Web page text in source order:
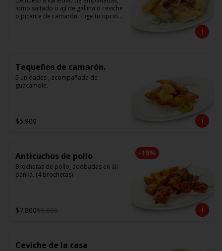
lomo saltado o ají de gallina o ceviche
o picante de camarón. Elige tu opción
Tequeños de camarón.
5 unidades , acompañada de
guacamole.
$5.900
-19%
Anticuchos de pollo
Brochetas de pollo, adobadas en ají
panka. (4 brochetas)
$7.800$9.600
Ceviche de la casa